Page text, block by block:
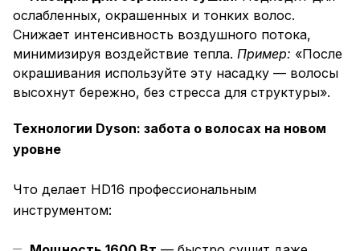
ослабленных, окрашенных и тонких волос.
Снижает интенсивность воздушного потока,
минимизируя воздействие тепла. Пример: «После
окрашивания используйте эту насадку — волосы
высохнут бережно, без стресса для структуры».
Технологии Dyson: забота о волосах на новом
уровне
Что делает HD16 профессиональным
инструментом: